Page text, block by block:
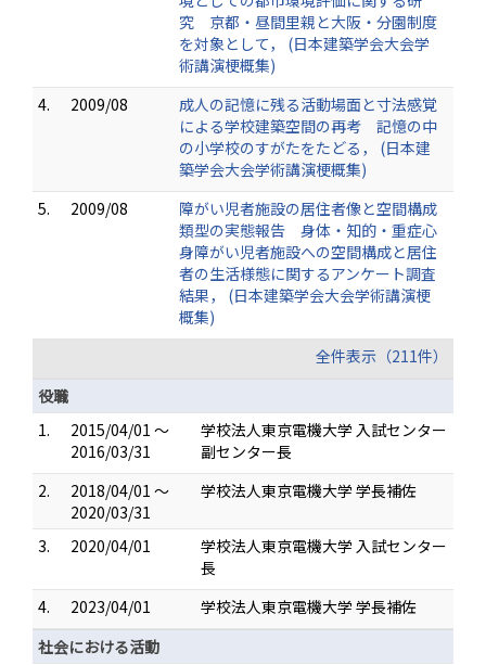
究 京都・昼間里親と大阪・分園制度
を対象として， (日本建築学会大会学
術講演梗概集)
4.
2009/08
成人の記憶に残る活動場面と寸法感覚
による学校建築空間の再考 記憶の中
の小学校のすがたをたどる， (日本建
築学会大会学術講演梗概集)
5.
2009/08
障がい児者施設の居住者像と空間構成
類型の実態報告 身体・知的・重症心
身障がい児者施設への空間構成と居住
者の生活様態に関するアンケート調査
結果， (日本建築学会大会学術講演梗
概集)
全件表示（211件）
役職
1.
2015/04/01 ～
2016/03/31
学校法人東京電機大学 入試センター
副センター長
2.
2018/04/01 ～
2020/03/31
学校法人東京電機大学 学長補佐
3. 2020/04/01
学校法人東京電機大学 入試センター
長
4.
2023/04/01
学校法人東京電機大学 学長補佐
社会における活動